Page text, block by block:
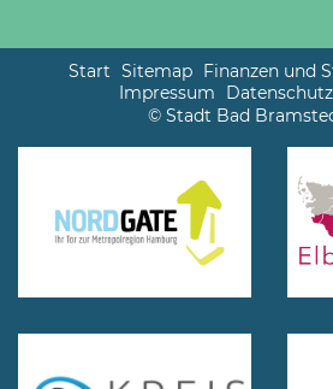
Start Sitemap Finanzen und
Impressum
© Stadt Bad